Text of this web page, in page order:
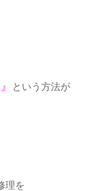
という方法が
理を